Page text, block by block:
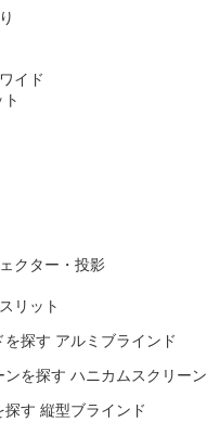
イド
クター・投影
リット
アルミブラインド
ハニカムスクリーン
縦型ブラインド